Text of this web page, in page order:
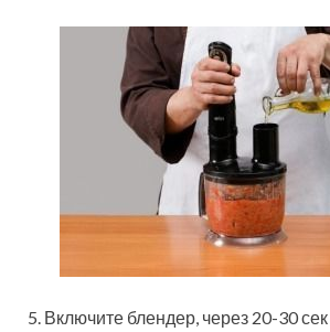
5. Включите блендер, через 20-30